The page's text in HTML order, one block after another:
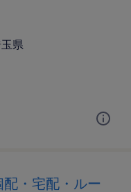
県
・宅配・ルー